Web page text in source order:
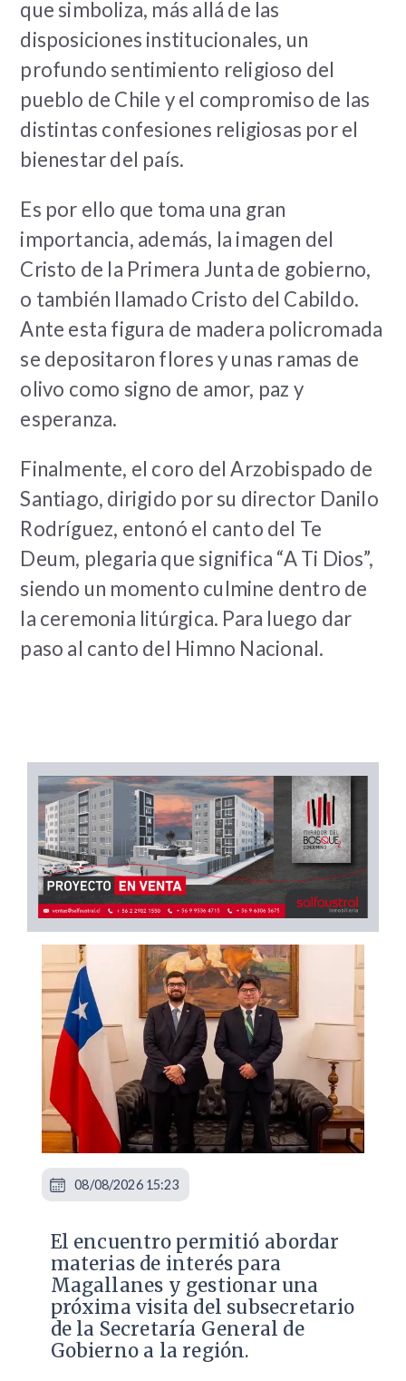
que simboliza, más allá de las
disposiciones institucionales, un
profundo sentimiento religioso del
pueblo de Chile y el compromiso de las
distintas confesiones religiosas por el
bienestar del país.
Es por ello que toma una gran
importancia, además, la imagen del
Cristo de la Primera Junta de gobierno,
o también llamado Cristo del Cabildo.
Ante esta figura de madera policromada
se depositaron flores y unas ramas de
olivo como signo de amor, paz y
esperanza.
Finalmente, el coro del Arzobispado de
Santiago, dirigido por su director Danilo
Rodríguez, entonó el canto del Te
Deum, plegaria que significa “A Ti Dios”,
siendo un momento culmine dentro de
la ceremonia litúrgica. Para luego dar
paso al canto del Himno Nacional.
El encuentro permitió abordar
materias de interés para
Magallanes y gestionar una
próxima visita del subsecretario
de la Secretaría General de
Gobierno a la región.
08/08/2026 15:23